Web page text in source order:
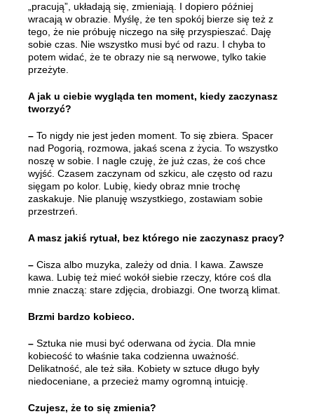
„pracują”, układają się, zmieniają. I dopiero później
wracają w obrazie. Myślę, że ten spokój bierze się też z
tego, że nie próbuję niczego na siłę przyspieszać. Daję
sobie czas. Nie wszystko musi być od razu. I chyba to
potem widać, że te obrazy nie są nerwowe, tylko takie
przeżyte.
A jak u ciebie wygląda ten moment, kiedy zaczynasz
tworzyć?
– To nigdy nie jest jeden moment. To się zbiera. Spacer
nad Pogorią, rozmowa, jakaś scena z życia. To wszystko
noszę w sobie. I nagle czuję, że już czas, że coś chce
wyjść. Czasem zaczynam od szkicu, ale często od razu
sięgam po kolor. Lubię, kiedy obraz mnie trochę
zaskakuje. Nie planuję wszystkiego, zostawiam sobie
przestrzeń.
A masz jakiś rytuał, bez którego nie zaczynasz pracy?
– Cisza albo muzyka, zależy od dnia. I kawa. Zawsze
kawa. Lubię też mieć wokół siebie rzeczy, które coś dla
mnie znaczą: stare zdjęcia, drobiazgi. One tworzą klimat.
Brzmi bardzo kobieco.
– Sztuka nie musi być oderwana od życia. Dla mnie
kobiecość to właśnie taka codzienna uważność.
Delikatność, ale też siła. Kobiety w sztuce długo były
niedoceniane, a przecież mamy ogromną intuicję.
Czujesz, że to się zmienia?